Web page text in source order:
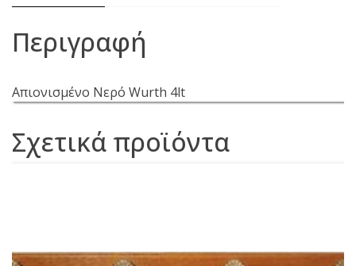
Περιγραφή
Απιονισμένο Νερό Wurth 4lt
Σχετικά προϊόντα